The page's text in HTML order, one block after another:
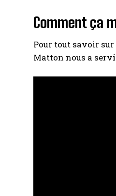
Comment ça
Pour tout savoir
Matton nous a servi